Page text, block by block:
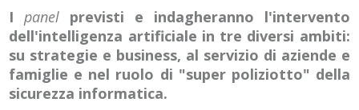
Ipanel previsti e indagheranno l'intervento
dell'intelligenza artificiale in tre diversi ambiti:
su strategie e business, al servizio di aziende e
famiglie e nel ruolo di "super poliziotto" della
sicurezza informatica.